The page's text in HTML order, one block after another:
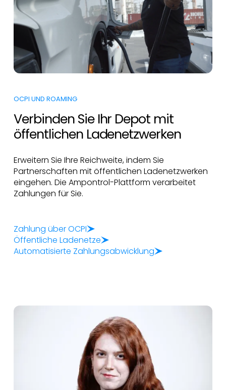
OCPI UND ROAMING
Verbinden Sie Ihr Depot mit
öffentlichen Ladenetzwerken
Erweitern Sie Ihre Reichweite, indem Sie
Partnerschaften mit öffentlichen Ladenetzwerken
eingehen. Die Ampontrol-Plattform verarbeitet
Zahlungen für Sie.
Zahlung über OCPI
Öffentliche Ladenetze
Automatisierte Zahlungsabwicklung